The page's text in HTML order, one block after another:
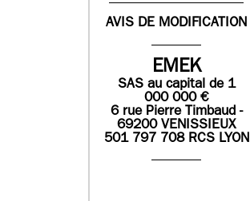
AVIS DE MODIFICATION
EMEK
SASau capital de 1
000 000€
6 rue Pierre Timbaud -
69200 VENISSIEUX
501 797 708 RCS LYON